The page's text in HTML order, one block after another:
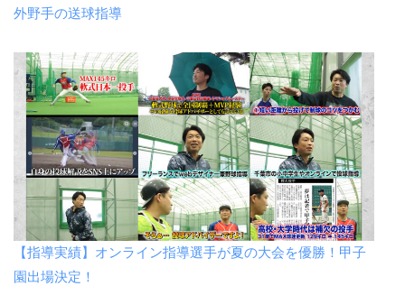
外野手の送球指導
【指導実績】オンライン指導選手が夏の大会を優勝！甲子
園出場決定！